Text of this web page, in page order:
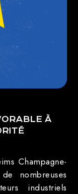
À
Champagne-
nombreuses
industriels